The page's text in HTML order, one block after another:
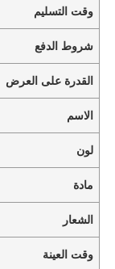
وقت التسليم
شروط الدفع
القدرة على العرض
الاسم
لون
مادة
الشعار
وقت العينة